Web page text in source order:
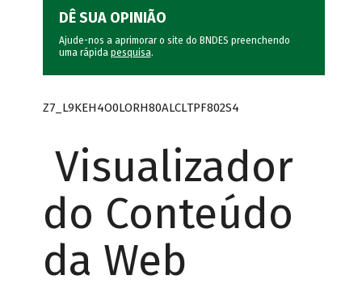
DÊ SUA OPINIÃO
Ajude-nos a aprimorar o site do BNDES preenchendo
uma rápida pesquisa.
Z7_L9KEH4O0LORH80ALCLTPF802S4
Visualizador
do Conteúdo
da Web